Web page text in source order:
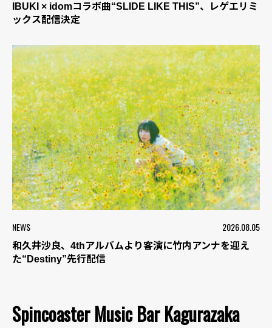
IBUKI × idomコラボ曲“SLIDE LIKE THIS”、レゲエリミ
ックス配信決定
NEWS 2026.08.05
和久井沙良、4thアルバムより客演に竹内アンナを迎え
た“Destiny”先行配信
Spincoaster Music Bar Kagurazaka